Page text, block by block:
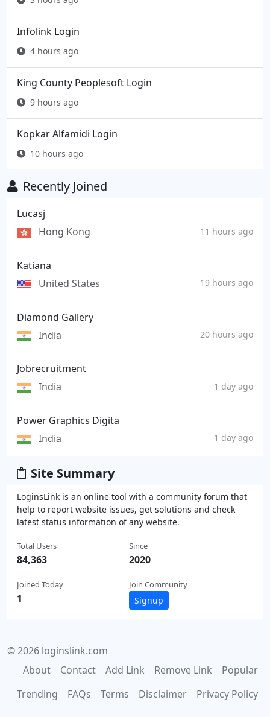
Infolink Login
4 hours ago
King County Peoplesoft Login
9 hours ago
Kopkar Alfamidi Login
10 hours ago
Recently Joined
Lucasj
Hong Kong
11 hours ago
Katiana
United States
19 hours ago
Diamond Gallery
India
20 hours ago
Jobrecruitment
India
1 day ago
Power Graphics Digita
India
1 day ago
Site Summary
LoginsLink is an online tool with a community forum that
help to report website issues, get solutions and check
latest status information of any website.
Total Users
84,363
Joined Today
1
Since
2020
Join Community
Signup
© 2026 loginslink.com
About
Contact Add Link Remove Link
Popular
Trending
FAQs Terms Disclaimer Privacy Policy